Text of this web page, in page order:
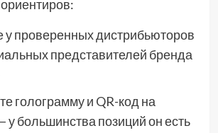
у проверенных дистрибьюторов
представителей бренда
голограмму и QR-код на
у большинства позиций он есть